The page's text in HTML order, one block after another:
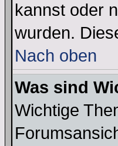
kannst oder
wurden.
Nach oben
Was sind
Wichtige